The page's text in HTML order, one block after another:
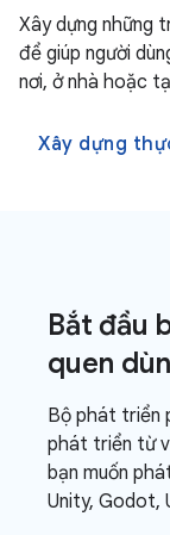
Xây dựng những
để giúp người
nơi, ở nhà hoặc
Xây dựng
Bắt đầu
quen
Bộ phát triển
phát triển từ
bạn muốn
Unity, Godot,